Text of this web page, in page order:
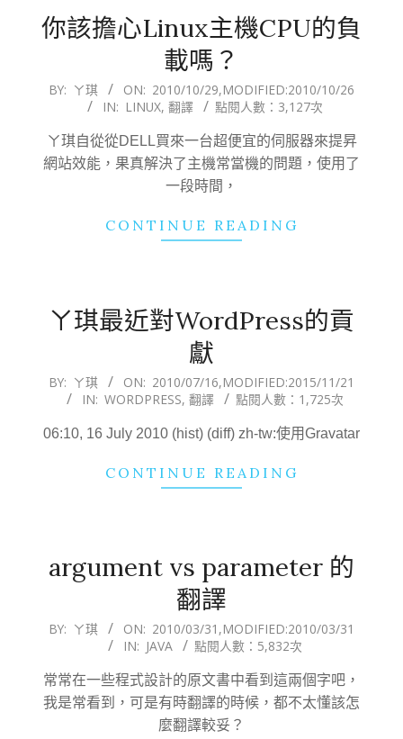
你該擔心Linux主機CPU的負
載嗎？
2010-
29
BY: ㄚ琪 ON: 2010/10/29,MODIFIED:2010/10/26
IN: LINUX, 翻譯 點閱人數：3,127次
ㄚ琪自從從DELL買來一台超便宜的伺服器來提昇
網站效能，果真解決了主機常當機的問題，使用了
一段時間，
CONTINUE READING
ㄚ琪最近對WordPress的貢
獻
2010-
16
BY: ㄚ琪 ON: 2010/07/16,MODIFIED:2015/11/21
IN: WORDPRESS, 翻譯 點閱人數：1,725次
06:10, 16 July 2010 (hist) (diff) zh-tw:使用Gravatar
CONTINUE READING
argument vs parameter 的
翻譯
2010-
31
BY: ㄚ琪 ON: 2010/03/31 ,MODIFIED:2010/03/31
IN: JAVA 點閱人數：5,832次
常常在一些程式設計的原文書中看到這兩個字吧，
我是常看到，可是有時翻譯的時候，都不太懂該怎
麼翻譯較妥？